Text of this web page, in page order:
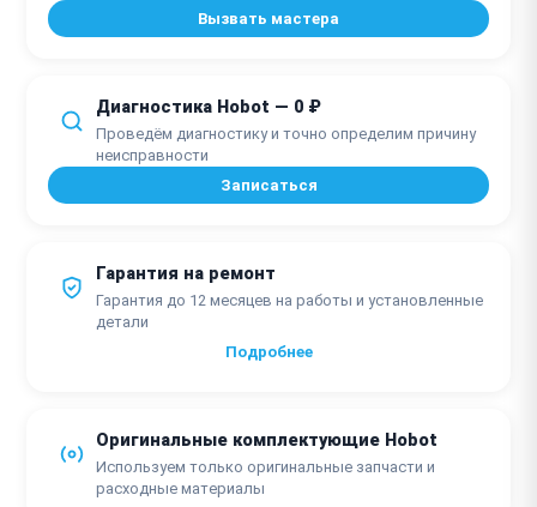
Вызвать мастера
Диагностика Hobot — 0 ₽
Проведём диагностику и точно определим причину
неисправности
Записаться
Гарантия на ремонт
Гарантия до 12 месяцев на работы и установленные
детали
Подробнее
Оригинальные комплектующие Hobot
Используем только оригинальные запчасти и
расходные материалы